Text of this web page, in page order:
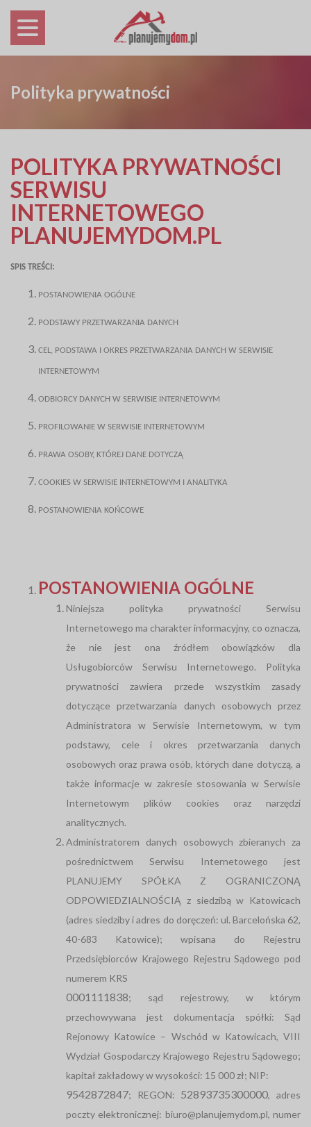
Polityka prywatności
POLITYKA PRYWATNOŚCI
SERWISU
INTERNETOWEGO
PLANUJEMYDOM.PL
SPIS TREŚCI:
POSTANOWIENIA OGÓLNE
PODSTAWY PRZETWARZANIA DANYCH
CEL, PODSTAWA I OKRES PRZETWARZANIA DANYCH W SERWISIE
INTERNETOWYM
ODBIORCY DANYCH W SERWISIE INTERNETOWYM
PROFILOWANIE W SERWISIE INTERNETOWYM
PRAWA OSOBY, KTÓREJ DANE DOTYCZĄ
COOKIES W SERWISIE INTERNETOWYM I ANALITYKA
POSTANOWIENIA KOŃCOWE
POSTANOWIENIA OGÓLNE
Niniejsza polityka prywatności Serwisu
Internetowego ma charakter informacyjny, co oznacza,
że nie jest ona źródłem obowiązków dla
Usługobiorców Serwisu Internetowego. Polityka
prywatności zawiera przede wszystkim zasady
dotyczące przetwarzania danych osobowych przez
Administratora w Serwisie Internetowym, w tym
podstawy, cele i okres przetwarzania danych
osobowych oraz prawa osób, których dane dotyczą, a
także informacje w zakresie stosowania w Serwisie
Internetowym plików cookies oraz narzędzi
analitycznych.
Administratorem danych osobowych zbieranych za
pośrednictwem Serwisu Internetowego jest
PLANUJEMY SPÓŁKA Z OGRANICZONĄ
ODPOWIEDZIALNOŚCIĄ z siedzibą w Katowicach
(adres siedziby i adres do doręczeń: ul. Barcelońska 62,
40-683 Katowice); wpisana do Rejestru
Przedsiębiorców Krajowego Rejestru Sądowego pod
numerem KRS
0001111838; sąd rejestrowy, w którym
przechowywana jest dokumentacja spółki: Sąd
Rejonowy Katowice – Wschód w Katowicach, VIII
Wydział Gospodarczy Krajowego Rejestru Sądowego;
kapitał zakładowy w wysokości: 15 000 zł; NIP:
9542872847; REGON: 52893735300000, adres
poczty elektronicznej: biuro@planujemydom.pl, numer